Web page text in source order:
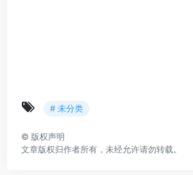
# 未分类
© 版权声明
文章版权归作者所有，未经允许请勿转载。